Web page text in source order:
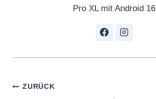
Pro XL mit Android 16
Beitragsnavigation
ZURÜCK